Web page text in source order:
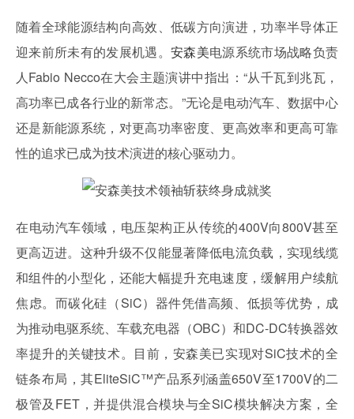
随着全球能源结构向高效、低碳方向演进，功率半导体正
迎来前所未有的发展机遇。 安森美电源系统市场战略负责
人Fabio Necco在大会主题演讲中指出：“从千瓦到兆瓦，
高功率已成各行业的新常态。”无论是电动汽车、数据中心
还是新能源系统，对更高功率密度、更高效率和更高可靠
性的追求已成为技术演进的核心驱动力。
在电动汽车领域，电压架构正从传统的400V向800V甚至
更高迈进。这种升级不仅能显著降低电流负载，实现线缆
和组件的小型化，还能大幅提升充电速度，缓解用户续航
焦虑。而碳化硅（SiC）器件凭借高频、低损等优势，成
为推动电驱系统、车载充电器（OBC）和DC-DC转换器效
率提升的关键技术。目前，安森美已实现对SiC技术的全
链条布局，其EliteSiC™产品系列涵盖650V至1700V的二
极管及FET，并提供混合模块与全SiC模块解决方案，全